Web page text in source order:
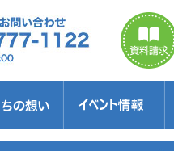
内
フ紹介
ルームのご案内
ん紹介
ジキャラクター
せ＆お得情報
ブログ
様新聞 イベント情報・見学会
セミナー
お得情報